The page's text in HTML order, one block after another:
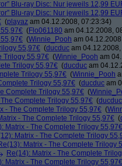
Blu-ray Disc: Nur jeweils 12,99
Blu-ray Disc: Nur jeweils 12,99
(playaz am 04.12.2008, 07:23:34)
(Flo061180 am 04.12.2008,
(Winnie_Pooh am
55,97€ (ducduc am
Trilogy 55,97€ (Winnie_Pooh am
Trilogy 55,97€ (ducduc am
Trilogy 55,97€ (Winnie_Pooh
Trilogy 55,97€ (ducduc am
Complete Trilogy 55,97€ (
Complete Trilogy 55,97€ (ducduc
- The Complete Trilogy 55,97€ (
- The Complete Trilogy 55,97€ (
Matrix - The Complete Trilogy
Matrix - The Complete Trilogy
Matrix - The Complete Trilogy
Re(14): Matrix - The Complete
Matrix - The Complete Trilogy